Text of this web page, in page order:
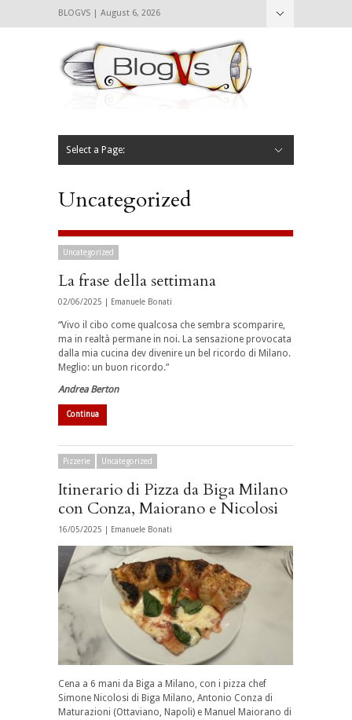
BLOGVS | August 6, 2026
Select a Page:
Uncategorized
Uncategorized
La frase della settimana
02/06/2025 | Emanuele Bonati
“Vivo il cibo come qualcosa che sembra scomparire,
ma in realtà permane in noi. La sensazione provocata
dalla mia cucina dev divenire un bel ricordo di Milano.
Meglio: un buon ricordo.”
Andrea Berton
Continua
Pizzerie Uncategorized
Itinerario di Pizza da Biga Milano
con Conza, Maiorano e Nicolosi
16/05/2025 | Emanuele Bonati
Cena a 6 mani da Biga a Milano, con i pizza chef
Simone Nicolosi di Biga Milano, Antonio Conza di
Maturazioni (Ottaviano, Napoli) e Manuel Maiorano di